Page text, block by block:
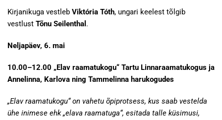
Kirjanikuga vestleb Viktória Tóth, ungari keelest tõlgib
vestlust Tõnu Seilenthal .
Neljapäev, 6. mai
10.00–12.00 „Elav raamatukogu“ Tartu Linnaraamatukogus ja
Annelinna, Karlova ning Tammelinna harukogudes
„Elav raamatukogu“ on vahetu õpiprotsess, kus saab vestelda
ühe inimese ehk „elava raamatuga“, esitada talle küsimusi,